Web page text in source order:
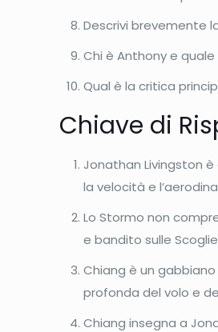
Descrivi brevemente
Chi è Anthony e
Qual è la critica
Chiave di
Jonathan Livingston
la velocità e
Lo Stormo non
e bandito sulle
Chiang è un
profonda del volo e
Chiang insegna a